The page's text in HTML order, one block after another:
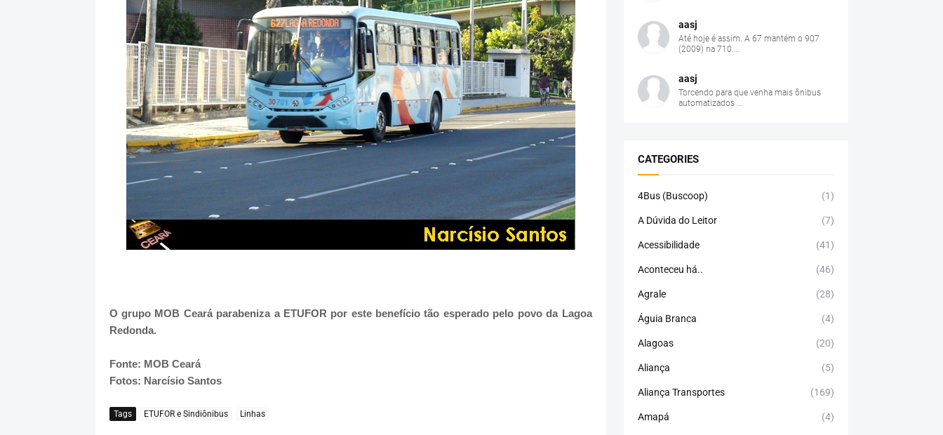
O grupo MOB Ceará parabeniza a ETUFOR por este benefício tão esperado pelo povo da Lagoa
Redonda.
Fonte: MOB Ceará
Fotos: Narcísio Santos
Tags ETUFOR e Sindiônibus Linhas
aasj
Até hoje é assim. A 67 mantém o 907
(2009) na 710....
aasj
Torcendo para que venha mais ônibus
automatizados ...
CATEGORIES
4Bus (Buscoop) (1)
A Dúvida do Leitor (7)
Acessibilidade (41)
Aconteceu há.. (46)
Agrale (28)
Águia Branca (4)
Alagoas (20)
Aliança (5)
Aliança Transportes (169)
Amapá (4)